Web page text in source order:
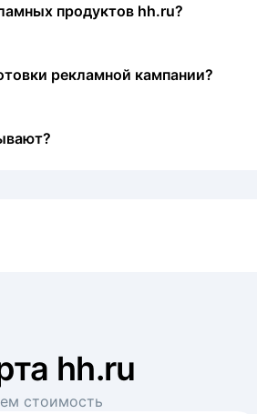
продуктов hh.ru?
рекламной кампании?
hh.ru
стоимость